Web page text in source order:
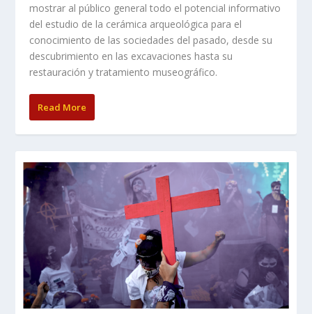
mostrar al público general todo el potencial informativo
del estudio de la cerámica arqueológica para el
conocimiento de las sociedades del pasado, desde su
descubrimiento en las excavaciones hasta su
restauración y tratamiento museográfico.
Read More